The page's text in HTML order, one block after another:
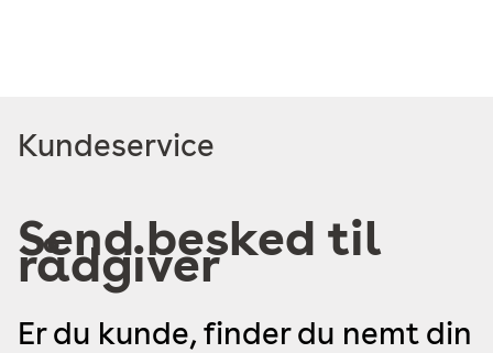
Læs
Kundeservice
Send besked til
rådgiver
Er du kunde, finder du nemt din